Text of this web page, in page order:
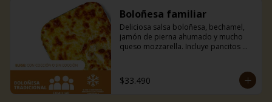
Boloñesa familiar
Deliciosa salsa boloñesa, bechamel,
jamón de pierna ahumado y mucho
queso mozzarella. Incluye pancitos
$33.490